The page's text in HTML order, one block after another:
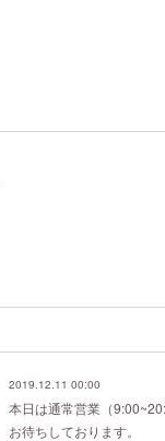
2019.12.11 00:00
本日は通常営業（
お待ちしております。